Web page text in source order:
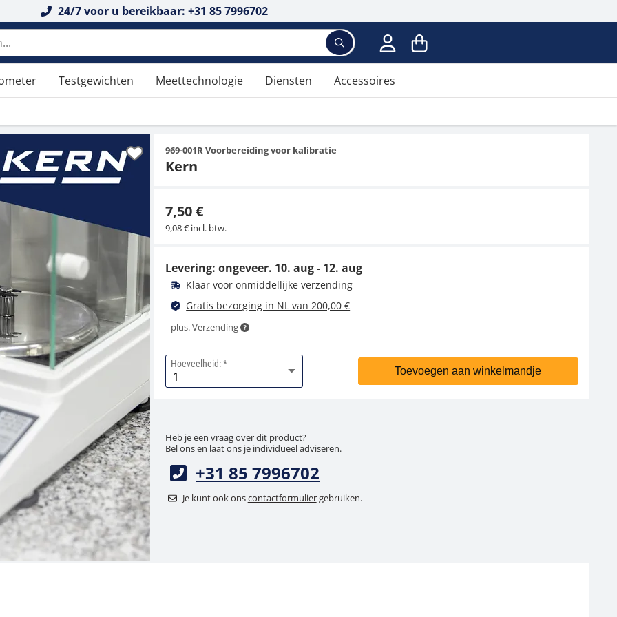
24/7 voor u bereikbaar: +31 85 7996702
doorzoeken Voer een zoekterm in; er verschijnen suggesties
Testgewichten Meettechnologie Diensten Accessoires
969-001R Voorbereiding voor kalibratie
Kern
7,50 €
9,08 € incl. btw.
Levering: ongeveer. 10. aug - 12. aug
Klaar voor onmiddellijke verzending
Gratis bezorging in NL van 200,00 €
plus. Verzending
Hoeveelheid:
Toevoegen aan winkelmandje
Heb je een vraag over dit product?
Bel ons en laat ons je individueel adviseren.
+31 85 7996702
Je kunt ook onscontactformuliergebruiken.